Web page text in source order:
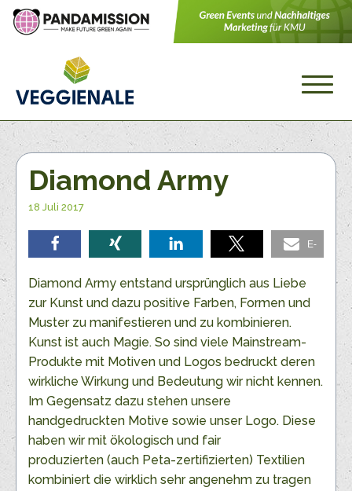
Diamond Army
18 Juli 2017
teilen teilen
E-
Mail
Diamond Army entstand ursprünglich aus Liebe
zur Kunst und dazu positive Farben, Formen und
Muster zu manifestieren und zu kombinieren.
Kunst ist auch Magie. So sind viele Mainstream-
Produkte mit Motiven und Logos bedruckt deren
wirkliche Wirkung und Bedeutung wir nicht kennen.
Im Gegensatz dazu stehen unsere
handgedruckten Motive sowie unser Logo. Diese
haben wir mit ökologisch und fair
produzierten (auch Peta-zertifizierten) Textilien
kombiniert die wirklich sehr angenehm zu tragen